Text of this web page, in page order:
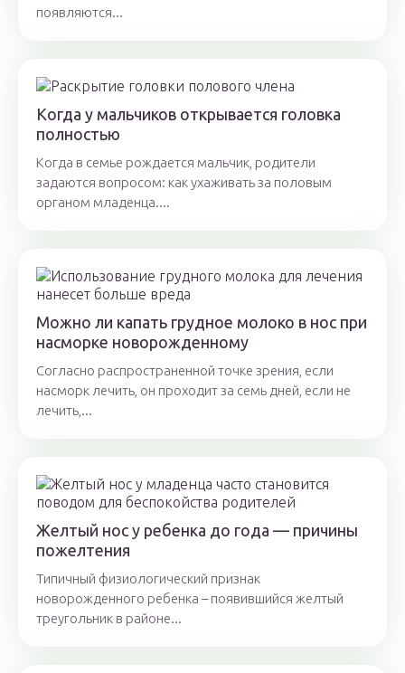
появляются...
Когда у мальчиков открывается головка
полностью
Когда в семье рождается мальчик, родители
задаются вопросом: как ухаживать за половым
органом младенца....
Можно ли капать грудное молоко в нос при
насморке новорожденному
Cогласно распространенной точке зрения, если
насморк лечить, он проходит за семь дней, если не
лечить,...
Желтый нос у ребенка до года — причины
пожелтения
Типичный физиологический признак
новорожденного ребенка – появившийся желтый
треугольник в районе...